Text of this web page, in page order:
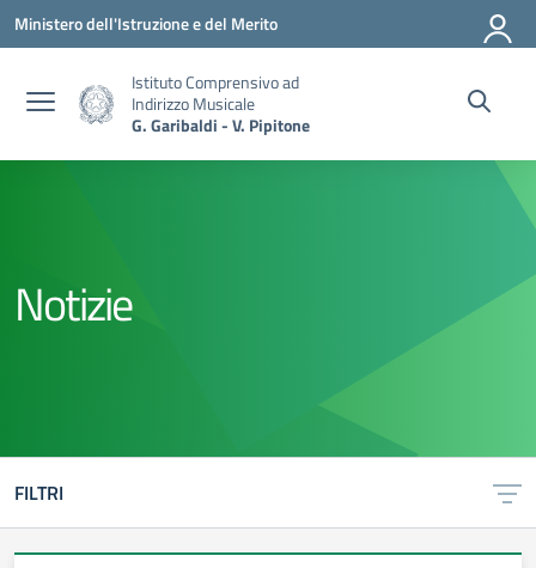
Vai ai contenuti
Vai al menu di navigazione
Vai al footer
Ministero dell'Istruzione e del Merito
Istituto Comprensivo ad
Indirizzo Musicale
G. Garibaldi - V. Pipitone
Notizie
FILTRI